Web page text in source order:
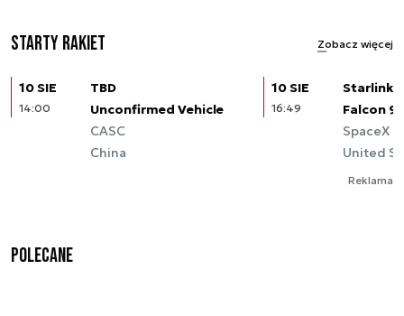
Starty rakiet Zobacz więcej
10 SIE
14:00
TBD
Unconfirmed Vehicle
CASC
China
10 SIE
16:49
Starlink
Falcon 9
SpaceX
United
Reklama
Polecane